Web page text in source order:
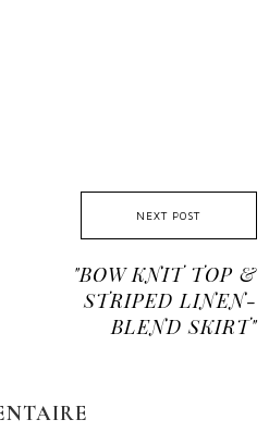
NEXT POST
"BOW KNIT TOP &
STRIPED LINEN-
BLEND SKIRT"